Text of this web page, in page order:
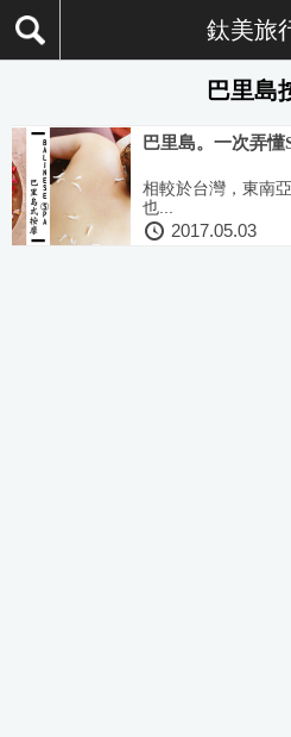
鈦美旅
巴里島
巴里島。一次弄懂
相較於台灣，東南
也...
2017.05.03